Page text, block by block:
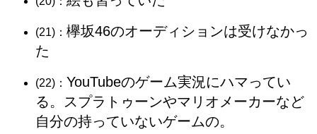
(21)： 欅坂46のオーディションは受けなかっ
た
(22)： YouTubeのゲーム実況にハマってい
る。スプラトゥーンやマリオメーカーなど
自分の持っていないゲームの。